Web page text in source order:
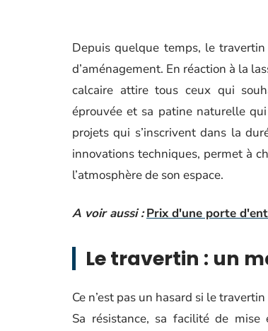
Depuis quelque temps, le
d’aménagement. En réaction à la
calcaire attire tous ceux qui
éprouvée et sa patine naturelle
projets qui s’inscrivent dans la
innovations techniques, permet à
l’atmosphère de son espace.
A voir aussi : Prix d'une porte
Le travertin : un
Ce n’est pas un hasard si le
Sa résistance, sa facilité de